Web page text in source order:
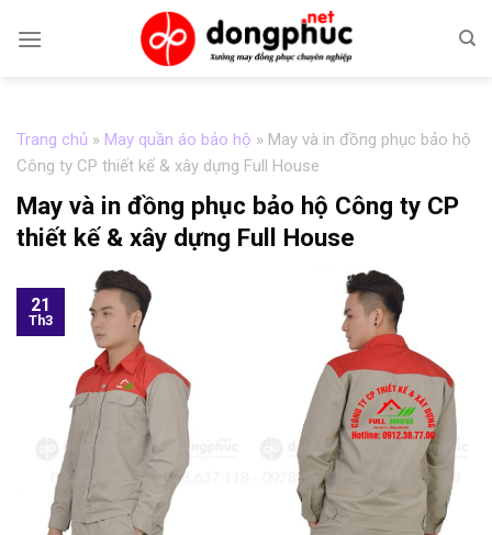
Trang chủ » May quần áo bảo hộ » May và in đồng phục bảo hộ
Công ty CP thiết kế & xây dựng Full House
May và in đồng phục bảo hộ Công ty CP
thiết kế & xây dựng Full House
21
Th3